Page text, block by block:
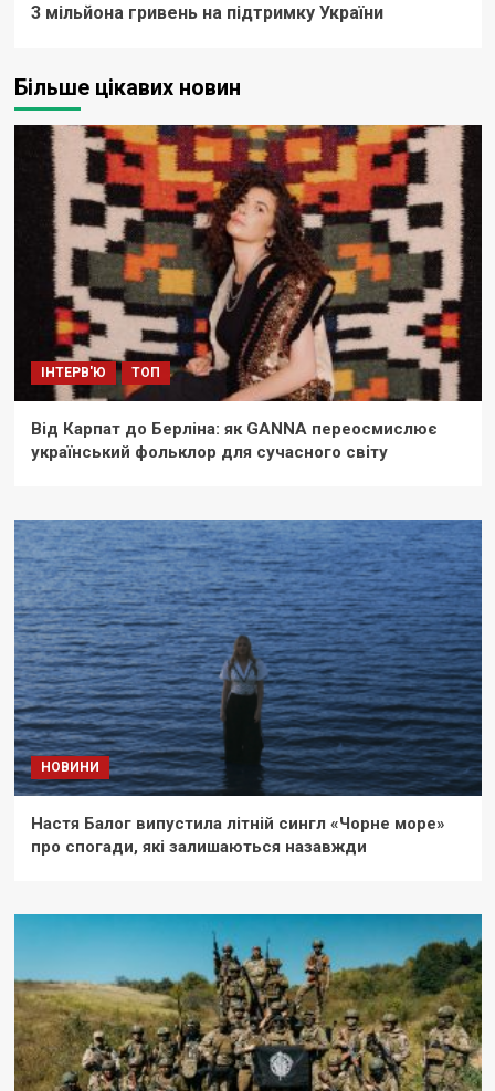
3 мільйона гривень на підтримку України
Більше цікавих новин
ІНТЕРВ'Ю ТОП
Від Карпат до Берліна: як GANNA переосмислює
український фольклор для сучасного світу
НОВИНИ
Настя Балог випустила літній сингл «Чорне море»
про спогади, які залишаються назавжди